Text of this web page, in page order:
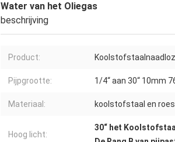
Water van het Oliegas
beschrijving
Product:
Pijpgrootte: 1/4“ aan 30“ 10mm
Materiaal: koolstofstaal en
Hoog licht:
30“ het